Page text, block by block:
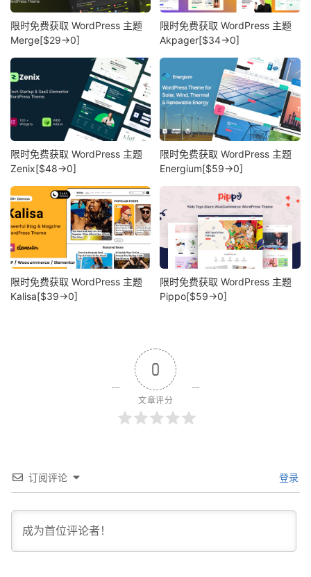
限时免费获取 WordPress 主题
Merge[$29→0]
限时免费获取 WordPress 主题
Akpager[$34→0]
限时免费获取 WordPress 主题
Zenix[$48→0]
限时免费获取 WordPress 主题
Energium[$59→0]
限时免费获取 WordPress 主题
Kalisa[$39→0]
限时免费获取 WordPress 主题
Pippo[$59→0]
0
文章评分
订阅评论 登录